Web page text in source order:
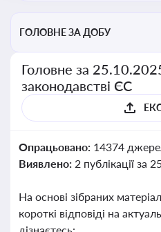
ГОЛОВНЕ ЗА ДОБУ
Головне за
законодавстві ЄС
Опрацьовано: 14374
Виявлено: 2 публікації за
На основі зібраних
короткі відповіді на